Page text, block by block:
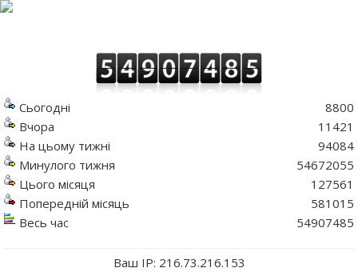
Сьогодні
Вчора
На цьому тижні
Минулого тижня
Цього місяця
Попередній місяць
Весь час
8800
11421
94084
54672055
127561
581015
54907485
Ваш IP: 216.73.216.153